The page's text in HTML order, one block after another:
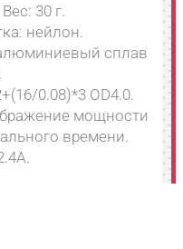
30 г.
нейлон.
сплав
0.08)*3 OD4.0.
мощности
времени.